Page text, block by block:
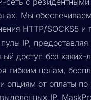
сеть с резидентными
Мы обеспечиваем
HTTP/SOCKS5 и
IP, предоставляя
доступ без каких-
гибким ценам,